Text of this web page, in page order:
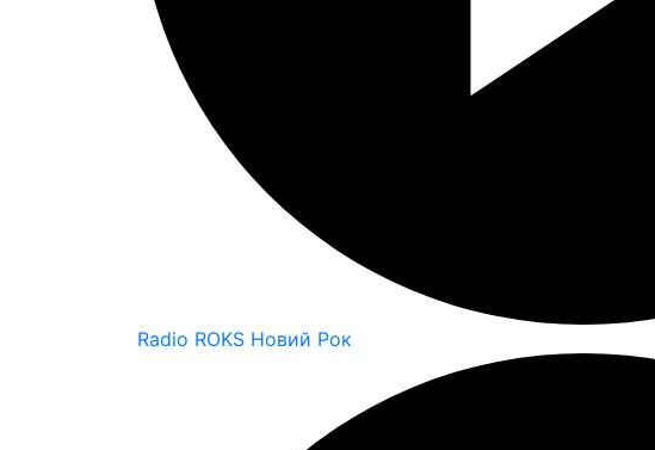
Radio ROKS Новий Рок